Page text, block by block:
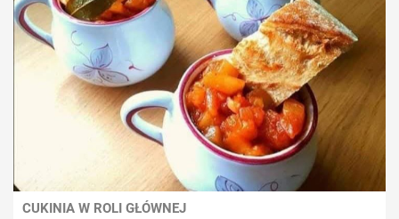
CUKINIA W ROLI GŁÓWNEJ